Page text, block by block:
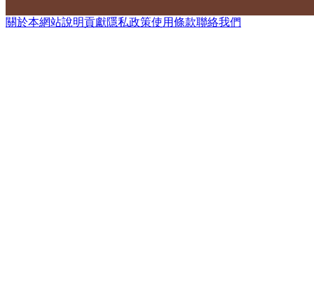
關於本網站說明貢獻隱私政策使用條款聯絡我們